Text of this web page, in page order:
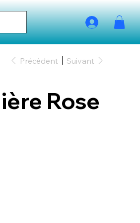
Précédent Suivant
Rose